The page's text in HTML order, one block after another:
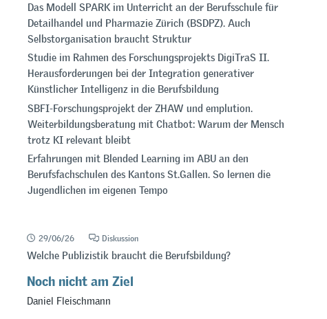
Das Modell SPARK im Unterricht an der Berufsschule für
Detailhandel und Pharmazie Zürich (BSDPZ). Auch
Selbstorganisation braucht Struktur
Studie im Rahmen des Forschungsprojekts DigiTraS II.
Herausforderungen bei der Integration generativer
Künstlicher Intelligenz in die Berufsbildung
SBFI-Forschungsprojekt der ZHAW und emplution.
Weiterbildungsberatung mit Chatbot: Warum der Mensch
trotz KI relevant bleibt
Erfahrungen mit Blended Learning im ABU an den
Berufsfachschulen des Kantons St.Gallen. So lernen die
Jugendlichen im eigenen Tempo
29/06/26 Diskussion
Welche Publizistik braucht die Berufsbildung?
Noch nicht am Ziel
Daniel Fleischmann